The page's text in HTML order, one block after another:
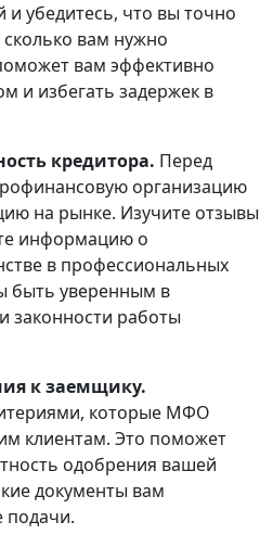
и убедитесь, что вы точно
вам нужно
вам эффективно
и избегать задержек в
кредитора. Перед
организацию
на рынке. Изучите отзывы
информацию о
в профессиональных
быть уверенным в
законности работы
к заемщику.
которые МФО
клиентам. Это поможет
одобрения вашей
документы вам
подачи.